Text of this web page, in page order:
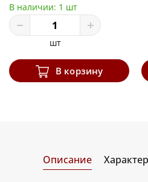
В наличии: 1 шт
шт
В корзину
Описание